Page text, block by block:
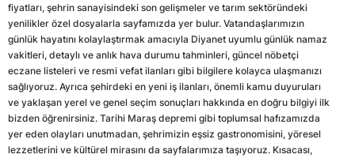
fiyatları, şehrin sanayisindeki son gelişmeler ve tarım sektöründeki
yenilikler özel dosyalarla sayfamızda yer bulur. Vatandaşlarımızın
günlük hayatını kolaylaştırmak amacıyla Diyanet uyumlu günlük namaz
vakitleri, detaylı ve anlık hava durumu tahminleri, güncel nöbetçi
eczane listeleri ve resmi vefat ilanları gibi bilgilere kolayca ulaşmanızı
sağlıyoruz. Ayrıca şehirdeki en yeni iş ilanları, önemli kamu duyuruları
ve yaklaşan yerel ve genel seçim sonuçları hakkında en doğru bilgiyi ilk
bizden öğrenirsiniz. Tarihi Maraş depremi gibi toplumsal hafızamızda
yer eden olayları unutmadan, şehrimizin eşsiz gastronomisini, yöresel
lezzetlerini ve kültürel mirasını da sayfalarımıza taşıyoruz. Kısacası,